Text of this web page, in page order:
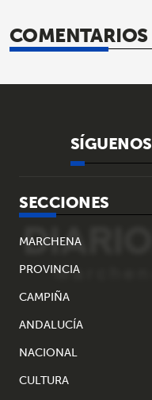
COMENTARIOS
SÍGUENOS
SECCIONES
MARCHENA
PROVINCIA
CAMPIÑA
ANDALUCÍA
NACIONAL
CULTURA